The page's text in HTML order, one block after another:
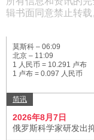
辑书面同意禁止转
莫斯科 – 06:09
北京 – 11:09
1 人民币 = 10.291 卢布
1 卢布 = 0.097 人民币
简讯
2026年8月7日
俄罗斯科学家研发出